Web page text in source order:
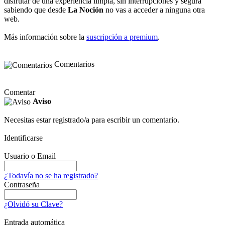
sabiendo que desde La Noción no vas a acceder a ninguna otra
web.
Más información sobre la suscripción a premium.
Comentarios
Comentar
Aviso
Necesitas estar registrado/a para escribir un comentario.
Identificarse
Usuario o Email
¿Todavía no se ha registrado?
Contraseña
¿Olvidó su Clave?
Entrada automática